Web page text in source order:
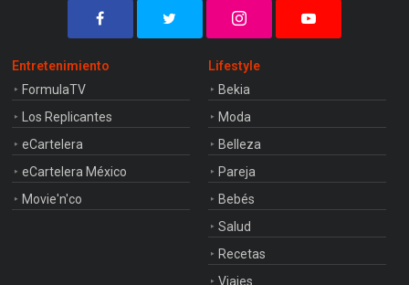
Entretenimiento
FormulaTV
Los Replicantes
eCartelera
eCartelera México
Movie'n'co
Lifestyle
Bekia
Moda
Belleza
Pareja
Bebés
Salud
Recetas
Viajes